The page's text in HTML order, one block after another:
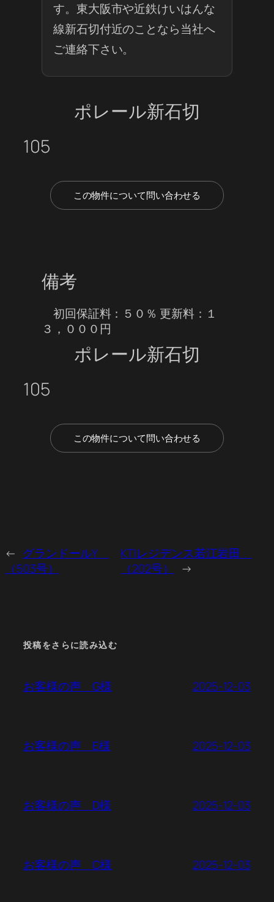
す。東大阪市や近鉄けいはんな
線新石切付近のことなら当社へ
ご連絡下さい。
ポレール新石切
105
この物件について問い合わせる
備考
初回保証料：５０％ 更新料：１
３，０００円
ポレール新石切
105
この物件について問い合わせる
← グランドールY
（503号）
KTIレジデンス若江岩田
（202号）
→
投稿をさらに読み込む
お客様の声 G様 2025-12-03
お客様の声 E様 2025-12-03
お客様の声 D様 2025-12-03
お客様の声 C様 2025-12-03